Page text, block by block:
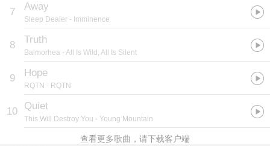
7 Away
Sleep Dealer - Imminence
8 Truth
Balmorhea - All Is Wild, All Is Silent
9 Hope
RQTN - RQTN
10 Quiet
This Will Destroy You - Young Mountain
查看更多歌曲，请下载客户端